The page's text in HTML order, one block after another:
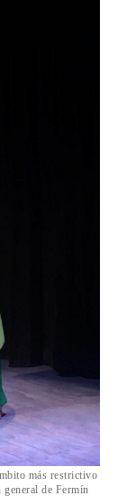
más restrictivo
de Fermín